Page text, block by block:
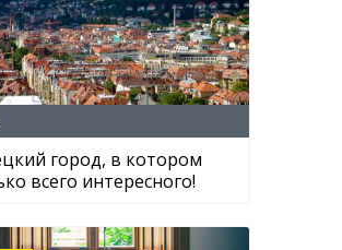
город, в котором
всего интересного!